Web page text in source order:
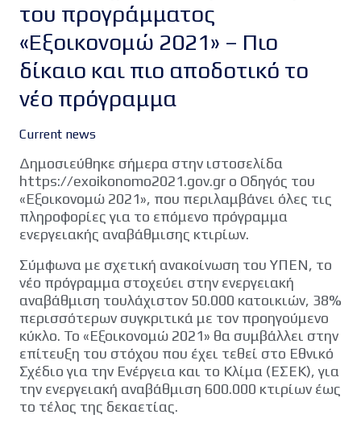
του προγράμματος
«Εξοικονομώ 2021» – Πιο
δίκαιο και πιο αποδοτικό το
νέο πρόγραμμα
Current news
Δημοσιεύθηκε σήμερα στην ιστοσελίδα
https://exoikonomo2021.gov.gr ο Οδηγός του
«Εξοικονομώ 2021», που περιλαμβάνει όλες τις
πληροφορίες για το επόμενο πρόγραμμα
ενεργειακής αναβάθμισης κτιρίων.
Σύμφωνα με σχετική ανακοίνωση του ΥΠΕΝ, το
νέο πρόγραμμα στοχεύει στην ενεργειακή
αναβάθμιση τουλάχιστον 50.000 κατοικιών, 38%
περισσότερων συγκριτικά με τον προηγούμενο
κύκλο. Το «Εξοικονομώ 2021» θα συμβάλλει στην
επίτευξη του στόχου που έχει τεθεί στο Εθνικό
Σχέδιο για την Ενέργεια και το Κλίμα (ΕΣΕΚ), για
την ενεργειακή αναβάθμιση 600.000 κτιρίων έως
το τέλος της δεκαετίας.